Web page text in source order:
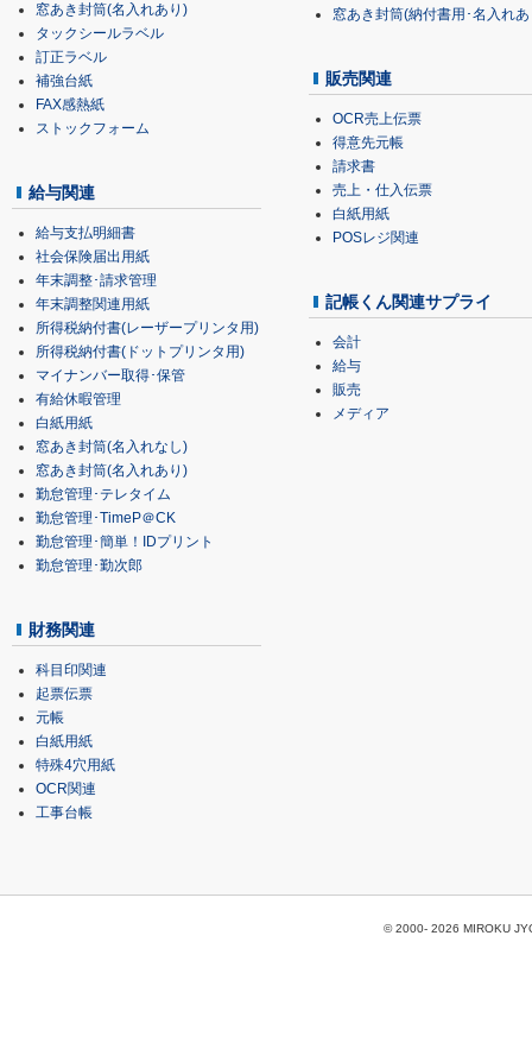
窓あき封筒(名入れあり)
タックシールラベル
訂正ラベル
補強台紙
FAX感熱紙
ストックフォーム
給与関連
給与支払明細書
社会保険届出用紙
年末調整･請求管理
年末調整関連用紙
所得税納付書(レーザープリンタ用)
所得税納付書(ドットプリンタ用)
マイナンバー取得･保管
有給休暇管理
白紙用紙
窓あき封筒(名入れなし)
窓あき封筒(名入れあり)
勤怠管理･テレタイム
勤怠管理･TimeP＠CK
勤怠管理･簡単！IDプリント
勤怠管理･勤次郎
財務関連
科目印関連
起票伝票
元帳
白紙用紙
特殊4穴用紙
OCR関連
工事台帳
窓あき封筒(納付書用･名入れ
販売関連
OCR売上伝票
得意先元帳
請求書
売上・仕入伝票
白紙用紙
POSレジ関連
記帳くん関連サプライ
会計
給与
販売
メディア
© 2000- 2026 MIROKU